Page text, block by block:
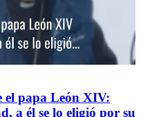
el papa León XIV:
a él se lo eligió por su